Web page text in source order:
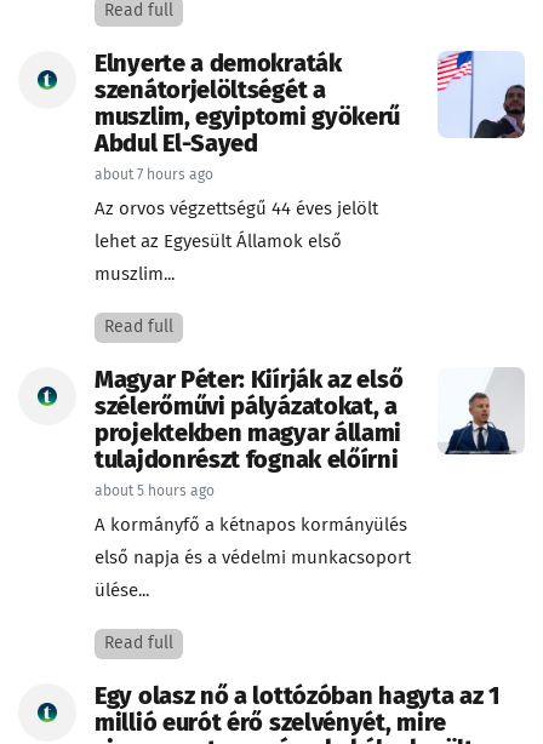
Read full
Elnyerte a demokraták
szenátorjelöltségét a
muszlim, egyiptomi gyökerű
Abdul El-Sayed
about 7 hours ago
Az orvos végzettségű 44 éves jelölt
lehet az Egyesült Államok első
muszlim...
Read full
Magyar Péter: Kiírják az első
szélerőművi pályázatokat, a
projektekben magyar állami
tulajdonrészt fognak előírni
about 5 hours ago
A kormányfő a kétnapos kormányülés
első napja és a védelmi munkacsoport
ülése...
Read full
Egy olasz nő a lottózóban hagyta az 1
millió eurót érő szelvényét, mire